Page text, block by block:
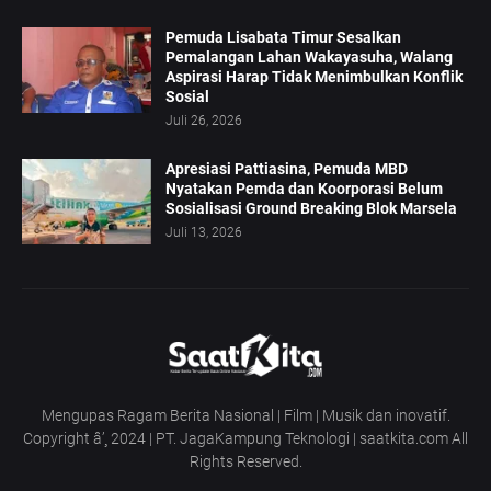
Pemuda Lisabata Timur Sesalkan
Pemalangan Lahan Wakayasuha, Walang
Aspirasi Harap Tidak Menimbulkan Konflik
Sosial
Juli 26, 2026
Apresiasi Pattiasina, Pemuda MBD
Nyatakan Pemda dan Koorporasi Belum
Sosialisasi Ground Breaking Blok Marsela
Juli 13, 2026
Mengupas Ragam Berita Nasional | Film | Musik dan inovatif.
Copyright â’¸ 2024 | PT. JagaKampung Teknologi | saatkita.com All
Rights Reserved.